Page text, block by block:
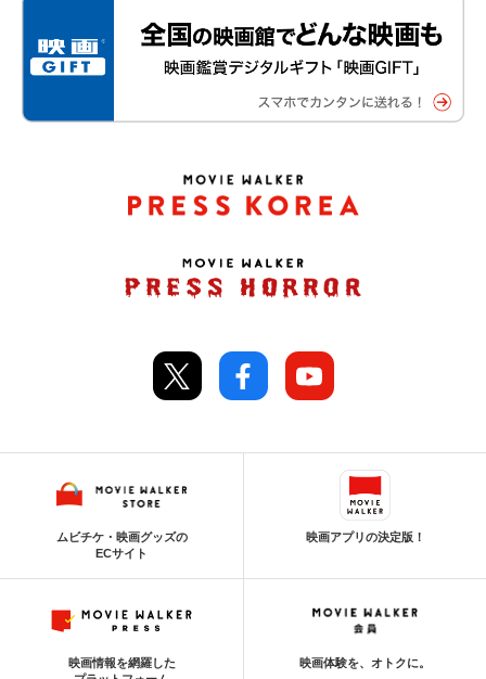
ムビチケ・映画グッズの
ECサイト
映画アプリの決定版！
映画情報を網羅した
映画体験を、オトクに。